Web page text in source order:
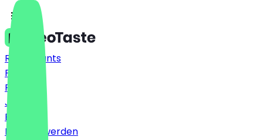
Restaurants
Preise
FAQ
Jobs
Blog
Partner werden